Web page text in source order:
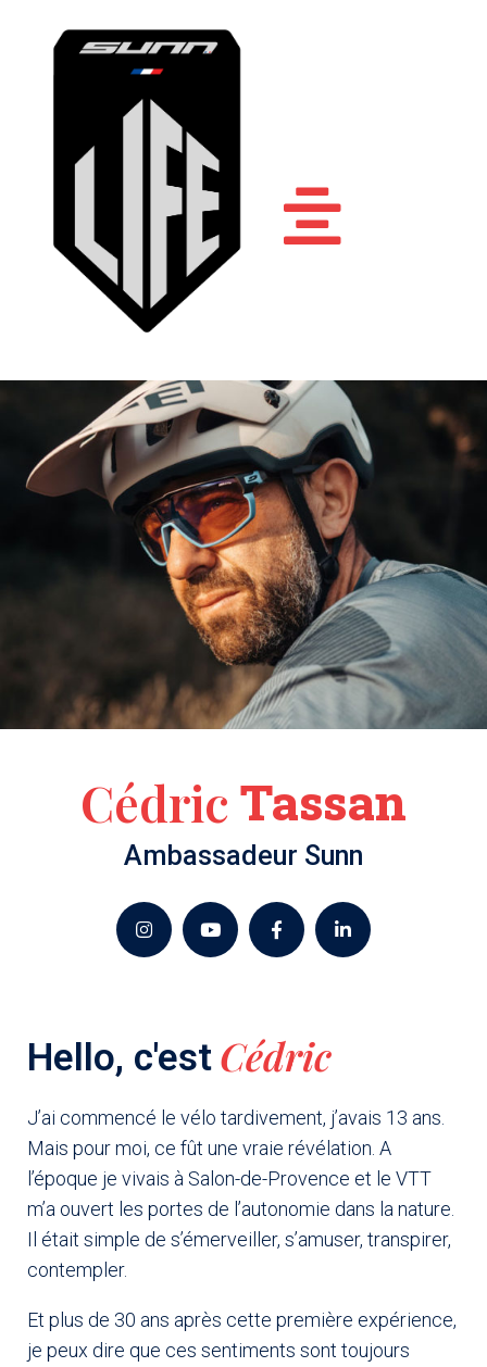
Accueil
Sunn Life
Athlètes
Ambassadeurs
Nos vélos
BMX Enduro
SUNN
SchoolH
Ouse
Ride,
Sunn
Cédric Tassan
Ambassadeur Sunn
Hello, c'estCédric
J’ai commencé le vélo tardivement, j’avais 13 ans.
Mais pour moi, ce fût une vraie révélation. A
l’époque je vivais à Salon-de-Provence et le VTT
m’a ouvert les portes de l’autonomie dans la nature.
Il était simple de s’émerveiller, s’amuser, transpirer,
contempler.
Et plus de 30 ans après cette première expérience,
je peux dire que ces sentiments sont toujours